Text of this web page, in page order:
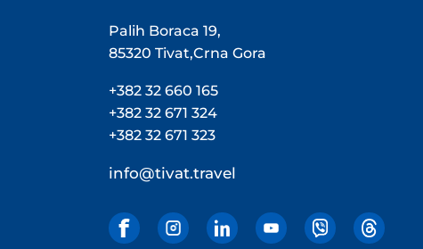
Palih Boraca 19,
85320 Tivat,Crna Gora
+382 32 660 165
+382 32 671 324
+382 32 671 323
info@tivat.travel